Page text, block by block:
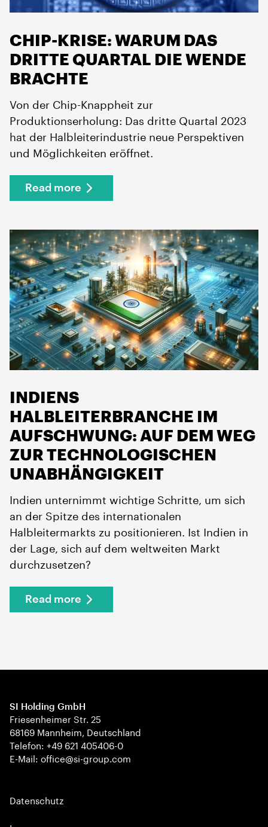
CHIP-KRISE: WARUM DAS
DRITTE QUARTAL DIE WENDE
BRACHTE
Von der Chip-Knappheit zur
Produktionserholung: Das dritte Quartal 2023
hat der Halbleiterindustrie neue Perspektiven
und Möglichkeiten eröffnet.
Read more
INDIENS
HALBLEITERBRANCHE IM
AUFSCHWUNG: AUF DEM WEG
ZUR TECHNOLOGISCHEN
UNABHÄNGIGKEIT
Indien unternimmt wichtige Schritte, um sich
an der Spitze des internationalen
Halbleitermarkts zu positionieren. Ist Indien in
der Lage, sich auf dem weltweiten Markt
durchzusetzen?
Read more
SI Holding GmbH
Friesenheimer Str. 25
68169 Mannheim, Deutschland
Telefon: +49 621 405406-0
E-Mail: office@si-group.com
Datenschutz